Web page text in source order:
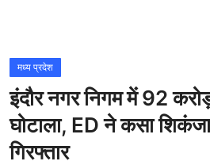
राज्य
अंतराष्ट्रीय
राजनीति
मध्य प्रदेश
इंदौर नगर निगम में 92
घोटाला, ED ने कसा
गिरफ्तार